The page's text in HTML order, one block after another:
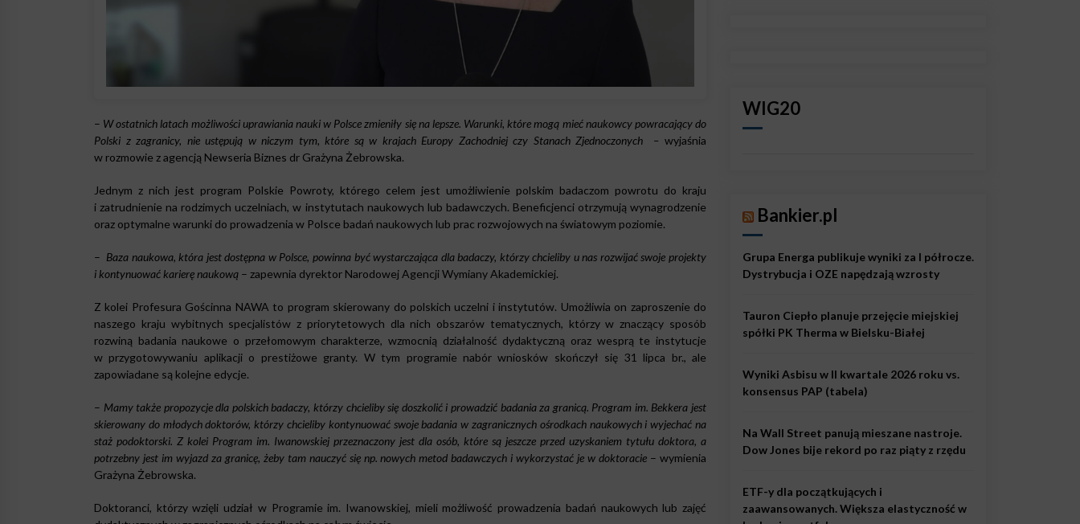
– W ostatnich latach możliwości uprawiania nauki w Polsce zmieniły się na lepsze. Warunki, które mogą mieć naukowcy powracający do
Polski z zagranicy, nie ustępują w niczym tym, które są w krajach Europy Zachodniej czy Stanach Zjednoczonych – wyjaśnia
w rozmowie z agencją Newseria Biznes dr Grażyna Żebrowska.
Jednym z nich jest program Polskie Powroty, którego celem jest umożliwienie polskim badaczom powrotu do kraju
i zatrudnienie na rodzimych uczelniach, w instytutach naukowych lub badawczych. Beneficjenci otrzymują wynagrodzenie
oraz optymalne warunki do prowadzenia w Polsce badań naukowych lub prac rozwojowych na światowym poziomie.
– Baza naukowa, która jest dostępna w Polsce, powinna być wystarczająca dla badaczy, którzy chcieliby u nas rozwijać swoje projekty
i kontynuować karierę naukową – zapewnia dyrektor Narodowej Agencji Wymiany Akademickiej.
Z kolei Profesura Gościnna NAWA to program skierowany do polskich uczelni i instytutów. Umożliwia on zaproszenie do
naszego kraju wybitnych specjalistów z priorytetowych dla nich obszarów tematycznych, którzy w znaczący sposób
rozwiną badania naukowe o przełomowym charakterze, wzmocnią działalność dydaktyczną oraz wesprą te instytucje
w przygotowywaniu aplikacji o prestiżowe granty. W tym programie nabór wniosków skończył się 31 lipca br., ale
zapowiadane są kolejne edycje.
– Mamy także propozycje dla polskich badaczy, którzy chcieliby się doszkolić i prowadzić badania za granicą. Program im. Bekkera jest
skierowany do młodych doktorów, którzy chcieliby kontynuować swoje badania w zagranicznych ośrodkach naukowych i wyjechać na
staż podoktorski. Z kolei Program im. Iwanowskiej przeznaczony jest dla osób, które są jeszcze przed uzyskaniem tytułu doktora, a
potrzebny jest im wyjazd za granicę, żeby tam nauczyć się np. nowych metod badawczych i wykorzystać je w doktoracie – wymienia
Grażyna Żebrowska.
Doktoranci, którzy wzięli udział w Programie im. Iwanowskiej, mieli możliwość prowadzenia badań naukowych lub zajęć
WIG20
Bankier.pl
Grupa Energa publikuje wyniki za I półrocze.
Dystrybucja i OZE napędzają wzrosty
Tauron Ciepło planuje przejęcie miejskiej
spółki PK Therma w Bielsku-Białej
Wyniki Asbisu w II kwartale 2026 roku vs.
konsensus PAP (tabela)
Na Wall Street panują mieszane nastroje.
Dow Jones bije rekord po raz piąty z rzędu
ETF-y dla początkujących i
zaawansowanych. Większa elastyczność w